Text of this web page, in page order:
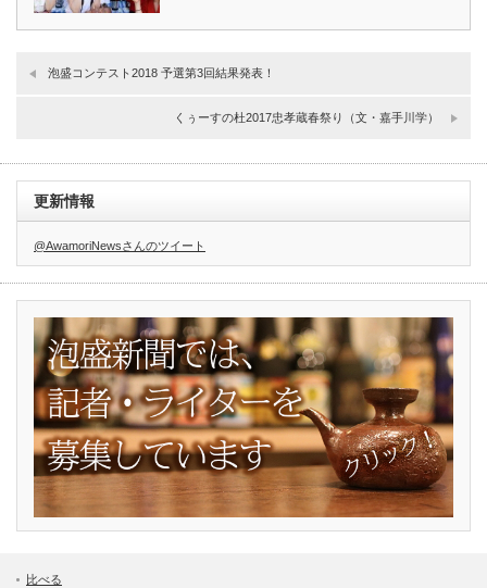
泡盛コンテスト2018 予選第3回結果発表！
くぅーすの杜2017忠孝蔵春祭り（文・嘉手川学）
更新情報
@AwamoriNewsさんのツイート
比べる